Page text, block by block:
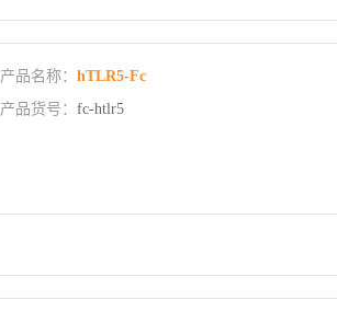
产品名称： hTLR5-Fc
产品货号： fc-htlr5